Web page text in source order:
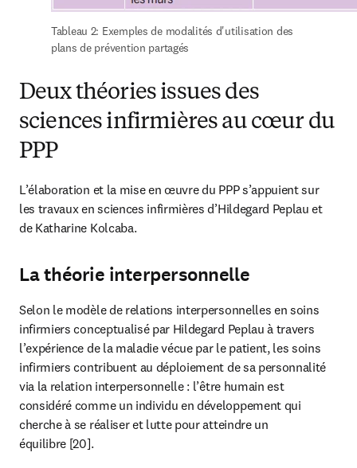
Tableau 2: Exemples de modalités d'utilisation des
plans de prévention partagés
Deux théories issues des
sciences infirmières au cœur du
PPP
L’élaboration et la mise en œuvre du PPP s’appuient sur
les travaux en sciences infirmières d’Hildegard Peplau et
de Katharine Kolcaba.
La théorie interpersonnelle
Selon le modèle de relations interpersonnelles en soins
infirmiers conceptualisé par Hildegard Peplau à travers
l’expérience de la maladie vécue par le patient, les soins
infirmiers contribuent au déploiement de sa personnalité
via la relation interpersonnelle : l’être humain est
considéré comme un individu en développement qui
cherche à se réaliser et lutte pour atteindre un
équilibre [20].